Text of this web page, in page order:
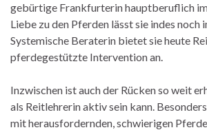
gebürtige Frankfurterin hauptberuflich
Liebe zu den Pferden lässt sie indes noch
Systemische Beraterin bietet sie heute
pferdegestützte Intervention an.
Inzwischen ist auch der Rücken so weit
als Reitlehrerin aktiv sein kann.
mit herausfordernden, schwierigen